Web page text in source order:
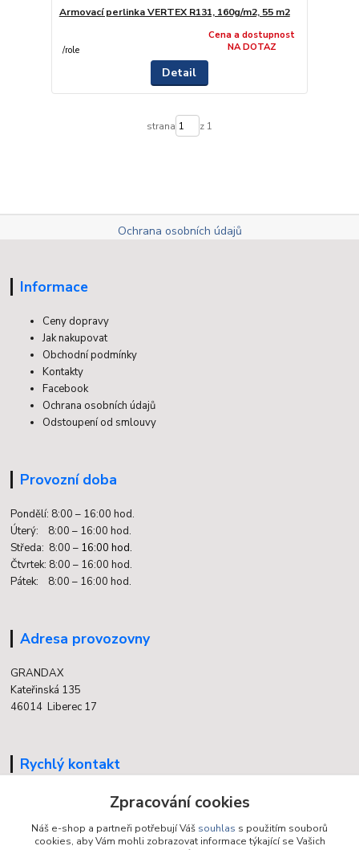
Armovací perlinka VERTEX R131, 160g/m2, 55 m2
/role
Cena a dostupnost
NA DOTAZ
Detail
strana z 1
Ochrana osobních údajů
Informace
Ceny dopravy
Jak nakupovat
Obchodní podmínky
Kontakty
Facebook
Ochrana osobních údajů
Odstoupení od smlouvy
Provozní doba
Pondělí: 8:00 – 16:00 hod.
Úterý: 8:00 – 16:00 hod.
Středa: 8:00 – 16:00 hod.
Čtvrtek: 8:00 – 16:00 hod.
Pátek: 8:00 – 16:00 hod.
Adresa provozovny
GRANDAX
Kateřinská 135
46014 Liberec 17
Rychlý kontakt
info@grandax.cz
Zpracování cookies
Náš e-shop a partneři potřebují Váš souhlas s použitím souborů
cookies, aby Vám mohli zobrazovat informace týkající se Vašich